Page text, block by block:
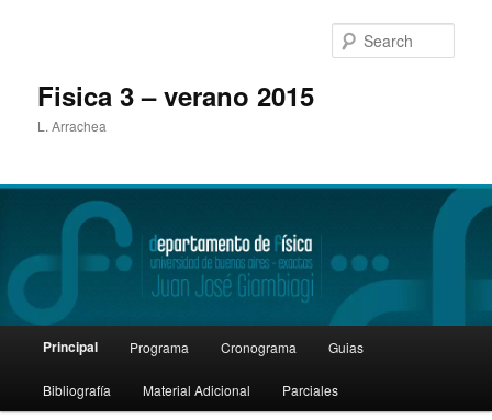
Fisica 3 – verano 2015
L. Arrachea
Skip
to
Principal Programa Cronograma Guias
Bibliografía Material Adicional Parciales